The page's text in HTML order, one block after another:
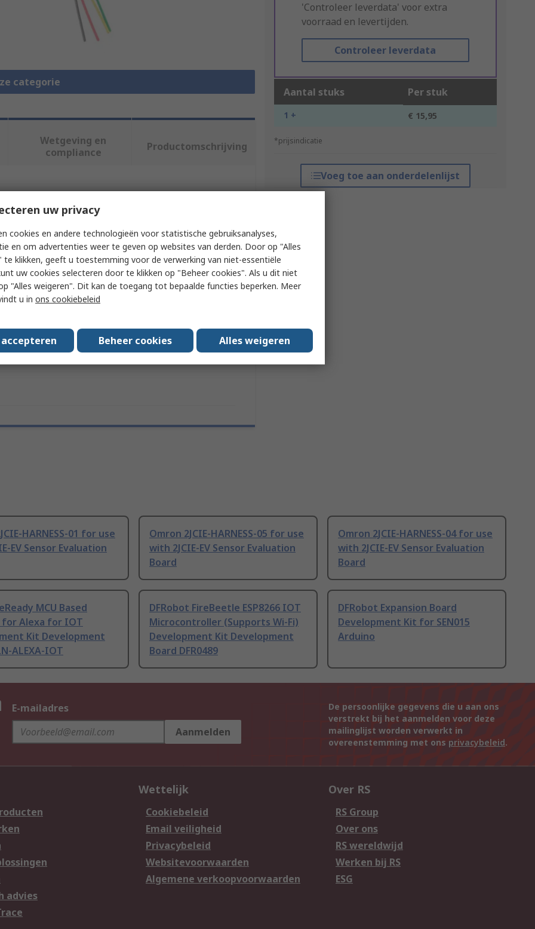
categorie
'Controleer leverdata' voor extra
voorraad en levertijden.
Controleer leverdata
Aantal stuks Per stuk
1 + € 15,95
*prijsindicatie
Voeg toe aan onderdelenlijst
Wetgeving en
compliance
Productomschrijving
kenmerken te selecteren.
Omron
Expansion Board
Development Kit Accessory
No
HARNESS-01 for use
EV Sensor Evaluation
Omron 2JCIE-HARNESS-05 for use
with 2JCIE-EV Sensor Evaluation
Board
Omron 2JCIE-HARNESS-04 for use
with 2JCIE-EV Sensor Evaluation
Board
MCU Based
for Alexa for IOT
Kit Development
ALEXA-IOT
DFRobot FireBeetle ESP8266 IOT
Microcontroller (Supports Wi-Fi)
Development Kit Development
Board DFR0489
DFRobot Expansion Board
Development Kit for SEN015
Arduino
E-mailadres
Aanmelden
De persoonlijke gegevens die u aan ons
verstrekt bij het aanmelden voor deze
mailinglijst worden verwerkt in
overeenstemming met ons privacybeleid.
advies
Wettelijk
Cookiebeleid
Email veiligheid
Privacybeleid
Websitevoorwaarden
Algemene verkoopvoorwaarden
Over RS
RS Group
Over ons
RS wereldwijd
Werken bij RS
ESG
uw privacy
cookies en andere technologieën voor statistische gebruiksanalyses,
en om advertenties weer te geven op websites van derden. Door op "Alles
te klikken, geeft u toestemming voor de verwerking van niet-essentiële
uw cookies selecteren door te klikken op "Beheer cookies". Als u dit niet
"Alles weigeren". Dit kan de toegang tot bepaalde functies beperken. Meer
u in ons cookiebeleid
Beheer cookies Alles weigeren